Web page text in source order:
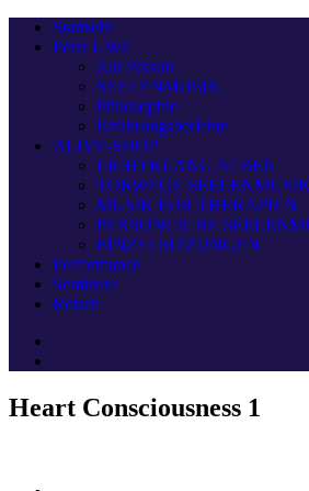
Startseite
Peter UWE
Zur Person
SEELENMUSIK
Philosophie
Erfahrungsberichte
ALIVE-SHOP
LICHTKLANG ALBEN
TORWEGE SEELENMUSIK
MUSIK FÜR THERAPIEN
PERSÖNLICHE
EINZELSITZUNGEN
Performance
Seminare
Reisen
Heart Consciousness 1